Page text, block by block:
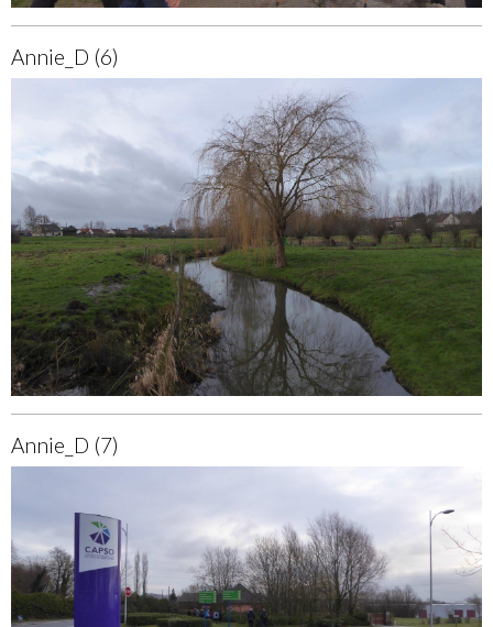
Annie_D (6)
Annie_D (7)